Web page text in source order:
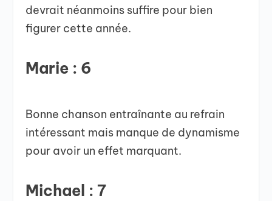
devrait néanmoins suffire pour bien
figurer cette année.
Marie : 6
Bonne chanson entraînante au refrain
intéressant mais manque de dynamisme
pour avoir un effet marquant.
Michael : 7